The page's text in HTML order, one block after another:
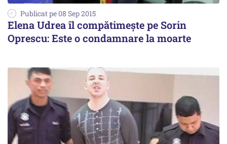
Publicat pe 08 Sep 2015
Elena Udrea îl compătimește pe Sorin
Oprescu: Este o condamnare la moarte